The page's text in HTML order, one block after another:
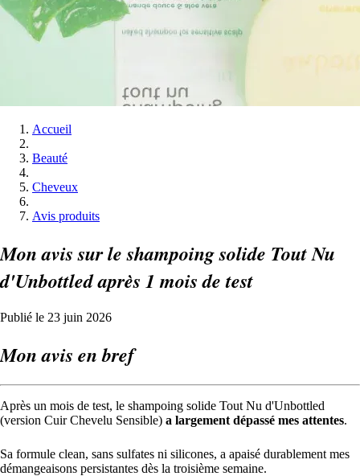
Accueil
Beauté
Cheveux
Avis produits
Mon avis sur le shampoing solide Tout Nu
d'Unbottled après 1 mois de test
Publié le 23 juin 2026
Mon avis en bref
Après un mois de test, le shampoing solide Tout Nu d'Unbottled
(version Cuir Chevelu Sensible) a largement dépassé mes attentes.
Sa formule clean, sans sulfates ni silicones, a apaisé durablement mes
démangeaisons persistantes dès la troisième semaine.